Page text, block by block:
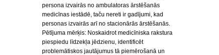
persona izvairās no ambulatoras ārstēšanās
medicīnas iestādē, taču nereti ir gadījumi, kad
personas izvairās arī no stacionārās ārstēšanās.
Pētījuma mērķis: Noskaidrot medicīniska rakstura
piespiedu līdzekļa jēdzienu, identificēt
problemātiskos jautājumus tā piemērošanā un